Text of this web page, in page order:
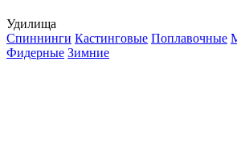
Удилища
Спиннинги Кастинговые Поплавочные
Фидерные Зимние